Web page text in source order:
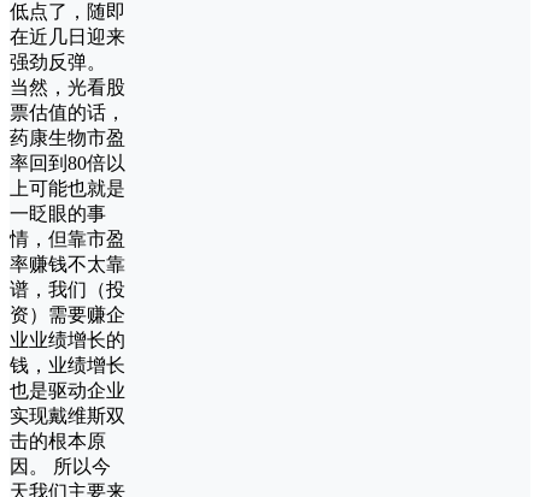
低点了，随即
在近几日迎来
强劲反弹。
当然，光看股
票估值的话，
药康生物市盈
率回到80倍以
上可能也就是
一眨眼的事
情，但靠市盈
率赚钱不太靠
谱，我们（投
资）需要赚企
业业绩增长的
钱，业绩增长
也是驱动企业
实现戴维斯双
击的根本原
因。 所以今
天我们主要来